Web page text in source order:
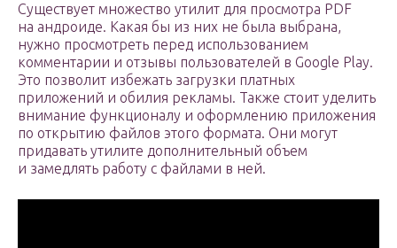
Существует множество утилит для просмотра PDF
на андроиде. Какая бы из них не была выбрана,
нужно просмотреть перед использованием
комментарии и отзывы пользователей в Google Play.
Это позволит избежать загрузки платных
приложений и обилия рекламы. Также стоит уделить
внимание функционалу и оформлению приложения
по открытию файлов этого формата. Они могут
придавать утилите дополнительный объем
и замедлять работу с файлами в ней.